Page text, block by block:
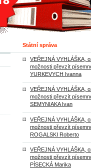
Státní správa
VEŘEJNÁ VYHLÁŠKA,
možnosti převzít
YURKEVYCH Ivanna
VEŘEJNÁ VYHLÁŠKA,
možnosti převzít
SEMYNIAKA Ivan
VEŘEJNÁ VYHLÁŠKA,
možnosti převzít
ROGALSKI Roberto
VEŘEJNÁ VYHLÁŠKA,
možnosti převzít
PÍSECKÁ Marika